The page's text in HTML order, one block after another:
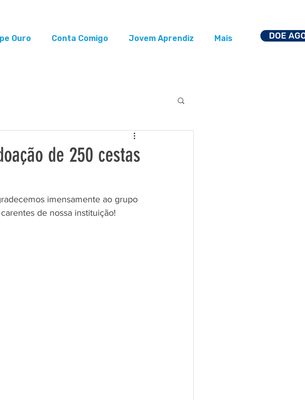
Ouro Conta Comigo Jovem Aprendiz Mais DOE
de 250 cestas
imensamente ao grupo
de nossa instituição!